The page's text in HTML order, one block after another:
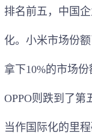
排名前五，中国
化。小米市场份
拿下10%的市场
OPPO则跌到了
当作国际化的里程